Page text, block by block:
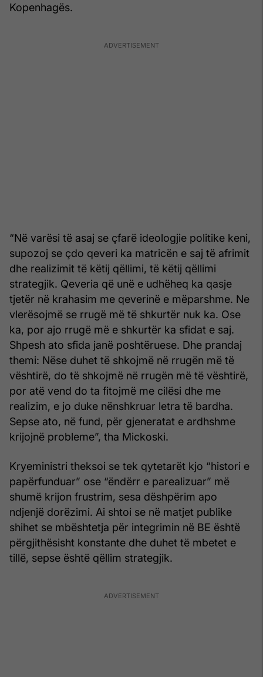
Kopenhagës.
“Në varësi të asaj se çfarë ideologjie politike keni,
supozoj se çdo qeveri ka matricën e saj të afrimit
dhe realizimit të këtij qëllimi, të këtij qëllimi
strategjik. Qeveria që unë e udhëheq ka qasje
tjetër në krahasim me qeverinë e mëparshme. Ne
vlerësojmë se rrugë më të shkurtër nuk ka. Ose
ka, por ajo rrugë më e shkurtër ka sfidat e saj.
Shpesh ato sfida janë poshtëruese. Dhe prandaj
themi: Nëse duhet të shkojmë në rrugën më të
vështirë, do të shkojmë në rrugën më të vështirë,
por atë vend do ta fitojmë me cilësi dhe me
realizim, e jo duke nënshkruar letra të bardha.
Sepse ato, në fund, për gjeneratat e ardhshme
krijojnë probleme”, tha Mickoski.
Kryeministri theksoi se tek qytetarët kjo “histori e
papërfunduar” ose “ëndërr e parealizuar” më
shumë krijon frustrim, sesa dëshpërim apo
ndjenjë dorëzimi. Ai shtoi se në matjet publike
shihet se mbështetja për integrimin në BE është
përgjithësisht konstante dhe duhet të mbetet e
tillë, sepse është qëllim strategjik.